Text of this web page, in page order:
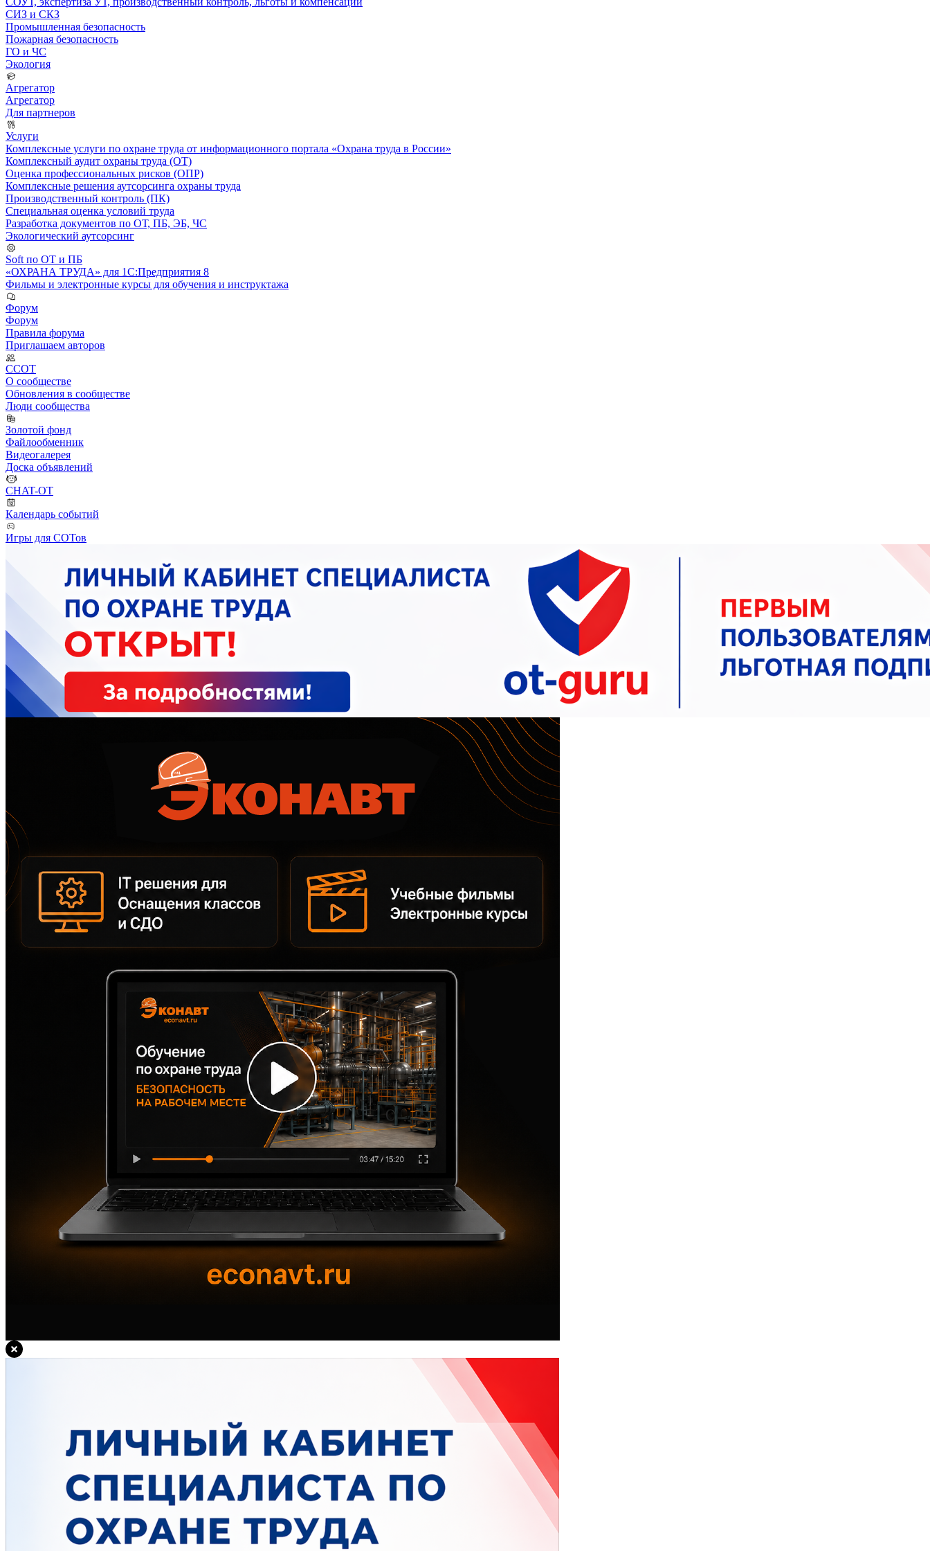
СИЗ и СКЗ
Промышленная безопасность
Пожарная безопасность
ГО и ЧС
Экология
Агрегатор
Агрегатор
Для партнеров
Услуги
Комплексные услуги по охране труда от информационного портала «Охрана труда в России»
Комплексный аудит охраны труда (ОТ)
Оценка профессиональных рисков (ОПР)
Комплексные решения аутсорсинга охраны труда
Производственный контроль (ПК)
Специальная оценка условий труда
Разработка документов по ОТ, ПБ, ЭБ, ЧС
Экологический аутсорсинг
Soft по ОТ и ПБ
«ОХРАНА ТРУДА» для 1С:Предприятия 8
Фильмы и электронные курсы для обучения и инструктажа
Форум
Форум
Правила форума
Приглашаем авторов
ССОТ
О сообществе
Обновления в сообществе
Люди сообщества
Золотой фонд
Файлообменник
Видеогалерея
Доска объявлений
CHAT-OT
Календарь событий
Игры для СОТов